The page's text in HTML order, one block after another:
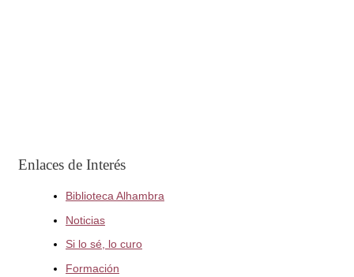
Enlaces de Interés
Biblioteca Alhambra
Noticias
Si lo sé, lo curo
Formación